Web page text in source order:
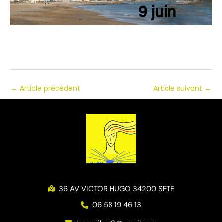
← Article précédent Article suivant →
36 AV VICTOR HUGO 34200 SETE
06 58 19 46 13